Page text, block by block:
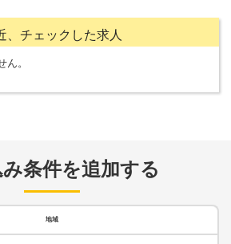
、チェックした求人
ん。
条件を追加する
地域